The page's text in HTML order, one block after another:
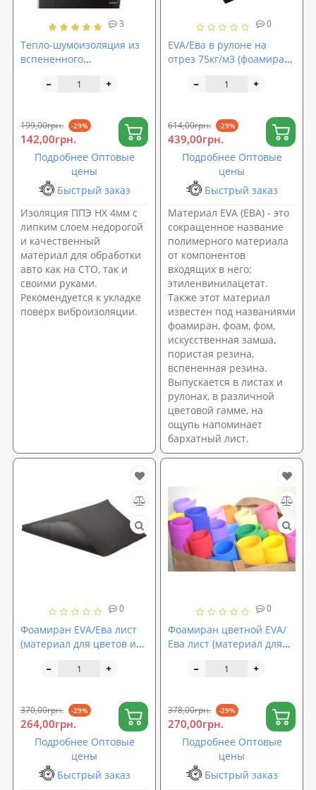
3
Тепло-шумоизоляция из
вспененного
4мм с липким слоем
199,00грн. -29%
142,00грн.
Подробнее Оптовые
цены
Быстрый заказ
Изоляция ППЭ НХ 4мм с
липким слоем недорогой
и качественный
материал для обработки
авто как на СТО, так и
своими руками.
Рекомендуется к укладке
поверх виброизоляции.
0
EVA/Ева в рулоне на
отрез 75кг/м3 (фоамиран,
этиленвинилацетат)
614,00грн. -29%
439,00грн.
Подробнее Оптовые
цены
Быстрый заказ
Материал EVA (ЕВА) - это
сокращенное название
полимерного материала
от компонентов
входящих в него:
этиленвинилацетат.
Также этот материал
известен под названиями
фоамиран, фоам, фом,
искусственная замша,
пористая резина,
вспененная резина.
Выпускается в листах и
рулонах, в различной
цветовой гамме, на
ощупь напоминает
бархатный лист.
0
Фоамиран EVA/Ева лист
(материал для цветов и
тиснением SoundProOFF
370,00грн. -29%
264,00грн.
Подробнее Оптовые
цены
Быстрый заказ
0
Фоамиран цветной EVA/
Ева лист (материал для
1500x1000x2мм
378,00грн. -29%
270,00грн.
Подробнее Оптовые
цены
Быстрый заказ